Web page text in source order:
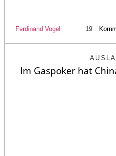
Ferdinand Vogel 19
Im Gaspoker hat